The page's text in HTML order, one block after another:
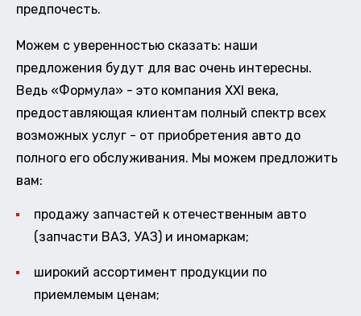
предпочесть.
Можем с уверенностью сказать: наши
предложения будут для вас очень интересны.
Ведь «Формула» - это компания XXI века,
предоставляющая клиентам полный спектр всех
возможных услуг - от приобретения авто до
полного его обслуживания. Мы можем предложить
вам:
продажу запчастей к отечественным авто
(запчасти ВАЗ, УАЗ) и иномаркам;
широкий ассортимент продукции по
приемлемым ценам;